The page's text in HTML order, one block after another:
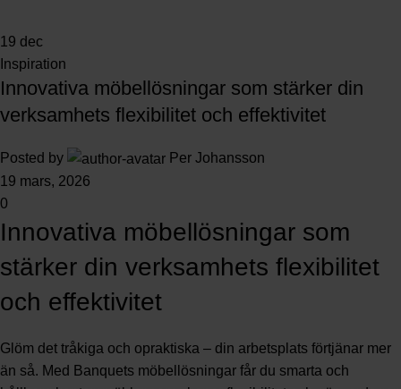
19 dec
Inspiration
Innovativa möbellösningar som stärker din
verksamhets flexibilitet och effektivitet
Posted by
Per Johansson
19 mars, 2026
0
Innovativa möbellösningar som
stärker din verksamhets flexibilitet
och effektivitet
Glöm det tråkiga och opraktiska – din arbetsplats förtjänar mer
än så. Med Banquets möbellösningar får du smarta och